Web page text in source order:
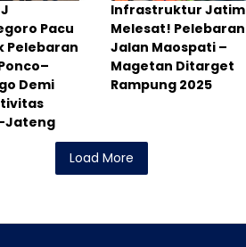
Pacu
Pelebaran
Demi
Infrastruktur Jatim
Melesat! Pelebaran
Jalan Maospati –
Magetan Ditarget
Rampung 2025
Load More